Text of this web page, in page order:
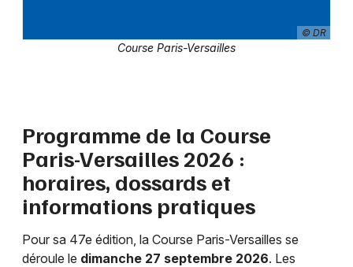
75 - Paris
Choisir mes départements
Mon email
Je m'abonne
© DR
Course Paris-Versailles
Programme de la Course
Paris-Versailles 2026 :
horaires, dossards et
informations pratiques
Pour sa 47e édition, la Course Paris-Versailles se
déroule le dimanche 27 septembre 2026. Les